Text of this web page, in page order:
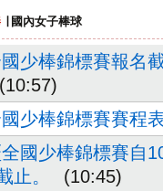
國內女子棒球
少棒錦標賽報名
(10:57)
少棒錦標賽賽程
國少棒錦標賽自
止。
(10:45)